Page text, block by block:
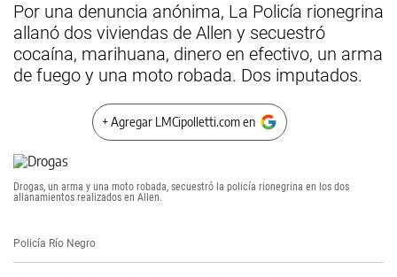
Por una denuncia anónima, La Policía rionegrina
allanó dos viviendas de Allen y secuestró
cocaína, marihuana, dinero en efectivo, un arma
de fuego y una moto robada. Dos imputados.
+ Agregar LMCipolletti.com en
Drogas, un arma y una moto robada, secuestró la policía rionegrina en los dos
allanamientos realizados en Allen.
Policía Río Negro